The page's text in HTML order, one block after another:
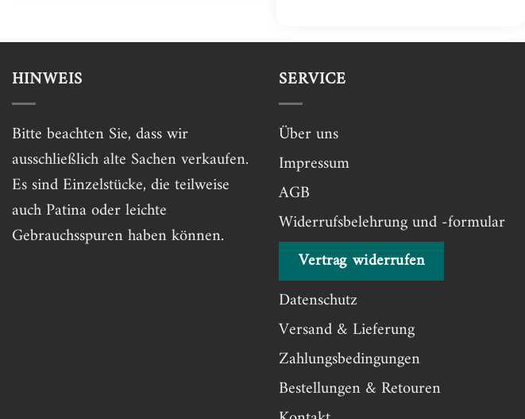
HINWEIS
Bitte beachten Sie, dass wir
ausschließlich alte Sachen verkaufen.
Es sind Einzelstücke, die teilweise
auch Patina oder leichte
Gebrauchsspuren haben können.
SERVICE
Über uns
Impressum
AGB
Widerrufsbelehrung und -formular
Vertrag widerrufen
Datenschutz
Versand & Lieferung
Zahlungsbedingungen
Bestellungen & Retouren